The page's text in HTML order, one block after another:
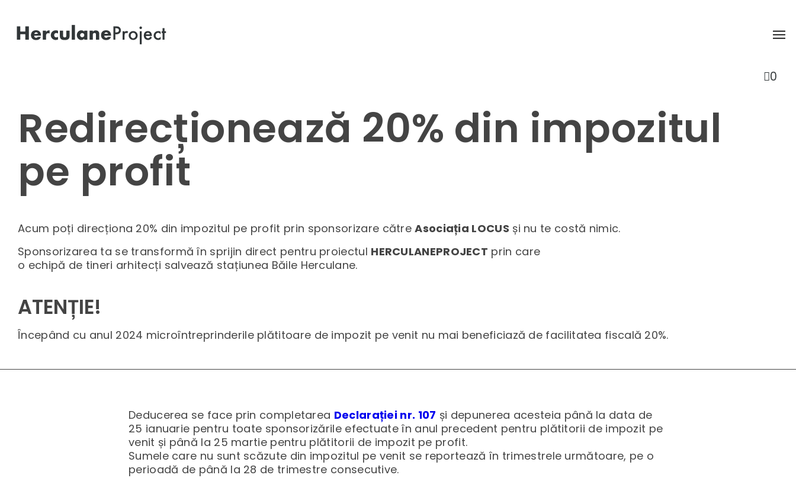
0
Redirecționează 20% din impozitul
pe profit
Acum poți direcționa 20% din impozitul pe profit prin sponsorizare cătreAsociația LOCUS și nu te costă nimic.
Sponsorizarea ta se transformă în sprijin direct pentru proiectul HERCULANEPROJECT prin care
o echipă de tineri arhitecți salvează stațiunea Băile Herculane.
ATENȚIE!
Începând cu anul 2024 microîntreprinderile plătitoare de impozit pe venit nu mai beneficiază de facilitatea fiscală 20%.
Deducerea se face prin completarea Declarației nr. 107 și depunerea acesteia până la data de
25 ianuarie pentru toate sponsorizările efectuate în anul precedent pentru plătitorii de impozit pe
venit și până la 25 martie pentru plătitorii de impozit pe profit.
Sumele care nu sunt scăzute din impozitul pe venit se reportează în trimestrele următoare, pe o
perioadă de până la 28 de trimestre consecutive.